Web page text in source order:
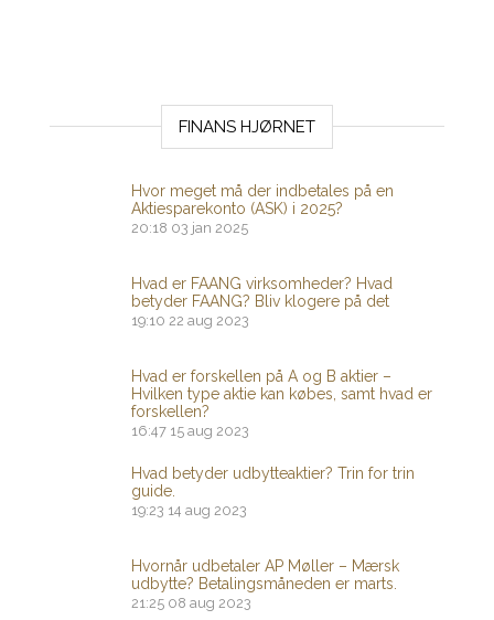
FINANS HJØRNET
Hvor meget må der indbetales på en
Aktiesparekonto (ASK) i 2025?
20:18 03 jan 2025
Hvad er FAANG virksomheder? Hvad
betyder FAANG? Bliv klogere på det
19:10 22 aug 2023
Hvad er forskellen på A og B aktier –
Hvilken type aktie kan købes, samt hvad er
forskellen?
16:47 15 aug 2023
Hvad betyder udbytteaktier? Trin for trin
guide.
19:23 14 aug 2023
Hvornår udbetaler AP Møller – Mærsk
udbytte? Betalingsmåneden er marts.
21:25 08 aug 2023